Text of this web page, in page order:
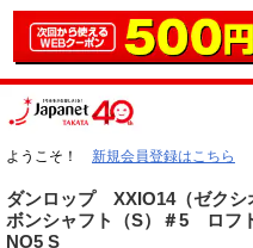
ようこそ！ 新規会員登録はこちら
ダンロップ XXIO14（ゼク
ボンシャフト（S）＃5 ロ
NO5 S